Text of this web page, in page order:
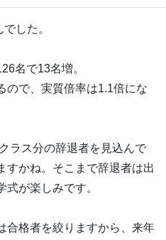
した。
名で13名増。
ので、実質倍率は1.1倍にな
ラス分の辞退者を見込んで
すかね。そこまで辞退者は出
が楽しみです。
合格者を絞りますから、来年